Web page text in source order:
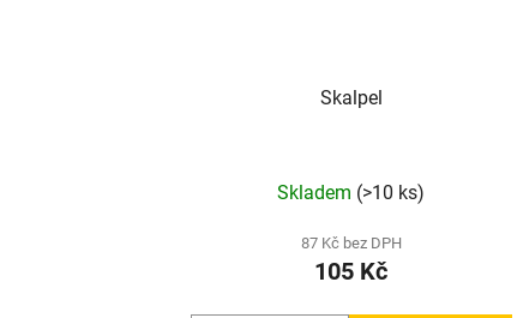
Skalpel
Skladem (>10 ks)
87 Kč bez DPH
105 Kč